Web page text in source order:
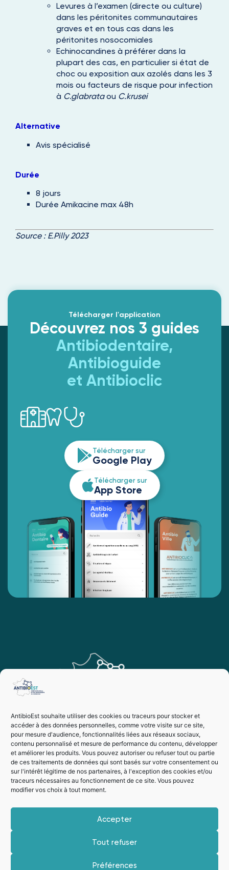
AntibioEst souhaite utiliser des cookies ou traceurs pour stocker et
accéder à des données personnelles, comme votre visite sur ce site,
pour mesure d'audience, fonctionnalités liées aux réseaux sociaux,
contenu personnalisé et mesure de performance du contenu, développer
et améliorer les produits. Vous pouvez autoriser ou refuser tout ou partie
de ces traitements de données qui sont basés sur votre consentement ou
sur l'intérêt légitime de nos partenaires, à l'exception des cookies et/ou
traceurs nécessaires au fonctionnement de ce site. Vous pouvez
modifier vos choix à tout moment.
Accepter
Tout refuser
Préférences
Levures à l’examen (directe ou culture)
dans les péritonites communautaires
graves et en tous cas dans les
péritonites nosocomiales
Echinocandines à préférer dans la
plupart des cas, en particulier si état de
choc ou exposition aux azolés dans les 3
mois ou facteurs de risque pour infection
à C.glabrataou C.krusei
Alternative
Avis spécialisé
Durée
8 jours
Durée Amikacine max 48h
Source : E.Pilly 2023
Télécharger l'application
Découvrez nos 3 guides
Antibiodentaire,
Antibioguide
et Antibioclic
Télécharger sur
Google Play
Télécharger sur
App Store
Vie privée
Mentions légales